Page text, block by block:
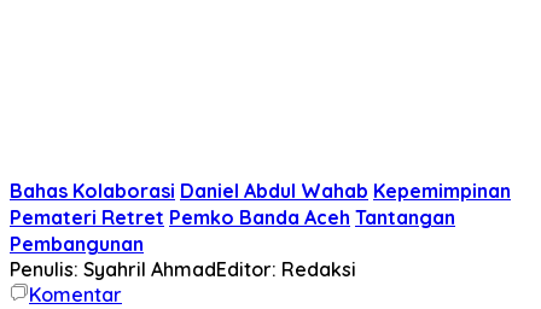
Bahas Kolaborasi Daniel Abdul Wahab Kepemimpinan
Pemateri Retret Pemko Banda Aceh Tantangan
Pembangunan
Penulis: Syahril AhmadEditor: Redaksi
Komentar